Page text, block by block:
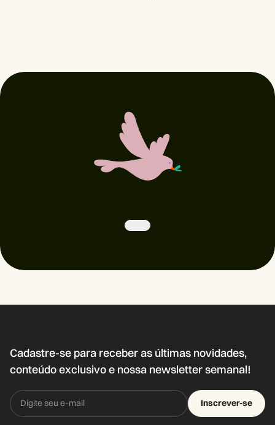
Cadastre-se para receber as últimas novidades,
conteúdo exclusivo e nossa newsletter semanal!
Inscrever-se